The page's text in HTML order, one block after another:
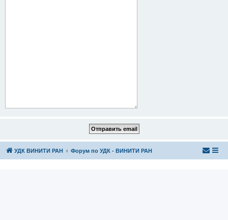
УДК ВИНИТИ РАН Форум по УДК - ВИНИТИ РАН